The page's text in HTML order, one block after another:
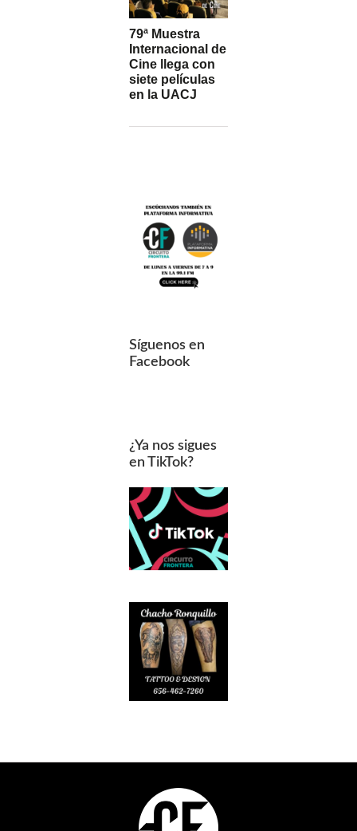
79ª Muestra
Internacional de
Cine llega con
siete películas
en la UACJ
Síguenos en
Facebook
¿Ya nos sigues
en TikTok?